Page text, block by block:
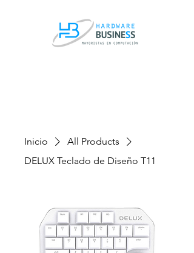
Inicio
All Products
DELUX Teclado de Diseño T11